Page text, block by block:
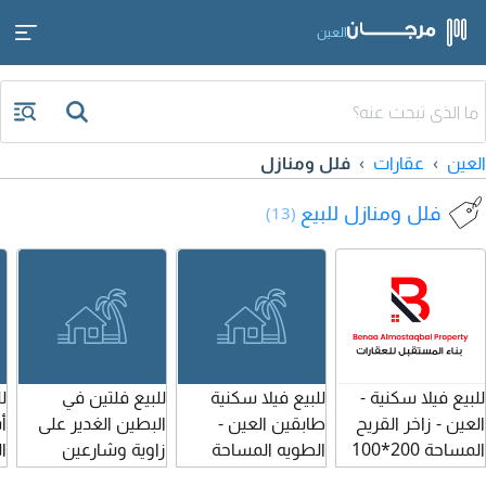
العين
العين عقارات فلل ومنازل
فلل ومنازل للبيع (13)
للبيع فيلا سكنية -
العين - زاخر القريح
المساحة 200*100
تتكون من طابقين 5
للبيع فيلا سكنية
طابقين العين -
الطويه المساحة
100*120 تتكون
للبيع فلتين في
البطين الغدير على
زاوية وشارعين
مساحة الأرض